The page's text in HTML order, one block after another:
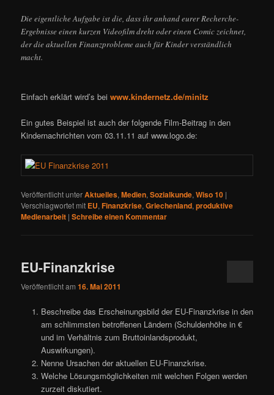
Die eigentliche Aufgabe ist die, dass ihr anhand eurer Recherche-
Ergebnisse einen kurzen Videofilm dreht oder einen Comic zeichnet,
der die aktuellen Finanzprobleme auch für Kinder verständlich
macht.
Einfach erklärt wird’s beiwww.kindernetz.de/minitz
Ein gutes Beispiel ist auch der folgende Film-Beitrag in den
Kindernachrichten vom 03.11.11 auf www.logo.de:
Veröffentlicht unterAktuelles,Medien,Sozialkunde,Wiso 10 |
Verschlagwortet mit EU,Finanzkrise,Griechenland,produktive
Medienarbeit |Schreibe einen Kommentar
EU-Finanzkrise
Veröffentlicht am16. Mai 2011
Beschreibe das Erscheinungsbild der EU-Finanzkrise in den
am schlimmsten betroffenen Ländern (Schuldenhöhe in €
und im Verhältnis zum Bruttoinlandsprodukt,
Auswirkungen).
Nenne Ursachen der aktuellen EU-Finanzkrise.
Welche Lösungsmöglichkeiten mit welchen Folgen werden
zurzeit diskutiert.